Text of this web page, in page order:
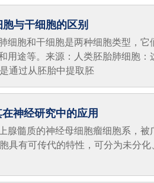
胞与干细胞的区别
细胞和干细胞是两种细胞类型，
用途等。来源：人类胚胎肺细胞
通过从胚胎中提取胚
神经研究中的应用
腺髓质的神经母细胞瘤细胞系，
具有可传代的特性，可分为未分